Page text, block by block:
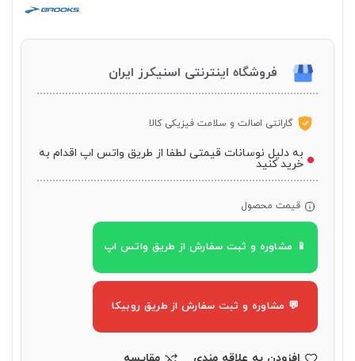
فروشگاه اینترنتی اسنیکرز ایران
گارانتی اصالت و سلامت فیزیکی کالا
به دلیل نوسانات قیمتی لطفا از طریق واتس اپ اقدام به
خرید کنید
قیمت محصول
📱 مشاوره و ثبت سفارش از طریق واتس اپ
💬 مشاوره و ثبت سفارش از طریق روبیکا